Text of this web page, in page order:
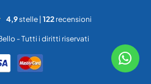
4,9stelle | 122 recensioni
- Tutti i diritti riservati